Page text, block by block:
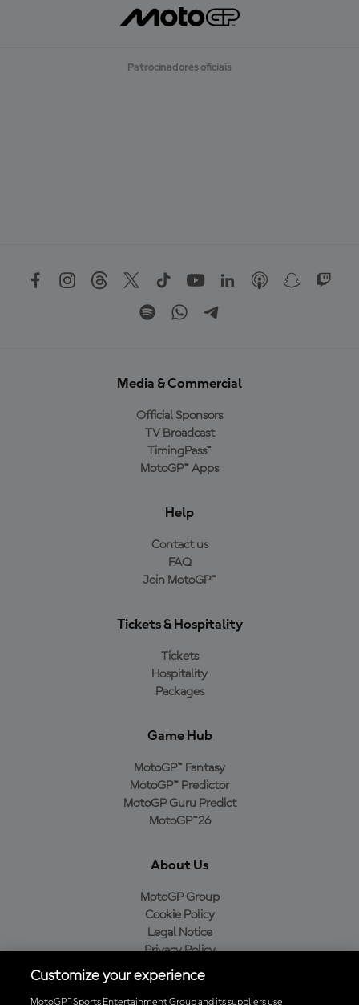
Patrocinadores oficiais
Media & Commercial
Official Sponsors
TV Broadcast
TimingPass™
MotoGP™ Apps
Help
Contact us
FAQ
Join MotoGP™
Tickets & Hospitality
Tickets
Hospitality
Packages
Game Hub
MotoGP™ Fantasy
MotoGP™ Predictor
MotoGP Guru Predict
MotoGP™26
About Us
MotoGP Group
Cookie Policy
Legal Notice
Privacy Policy
Purchase Policy
Customize your experience
MotoGP™ Sports Entertainment Group and its suppliers use